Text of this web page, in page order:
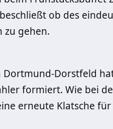
ob des
zu gehen.
Dorstfeld
formiert. Wie bei
erneute Klatsche